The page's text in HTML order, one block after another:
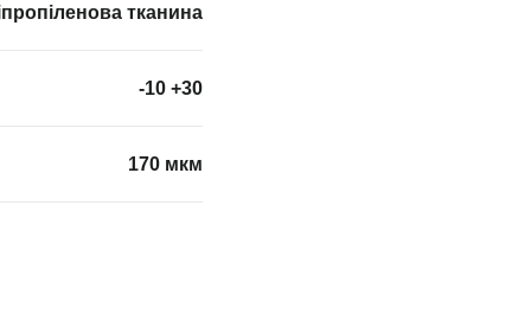
тканина
-10 +30
170 мкм